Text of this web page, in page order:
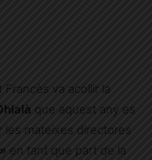
Francès va acollir la
que aquest any es
les mateixes directores
en tant que part de la